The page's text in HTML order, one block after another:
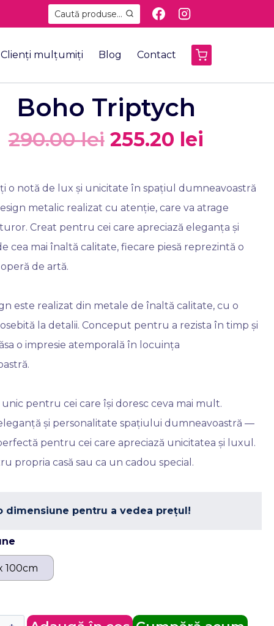
Caută produse...
Clienți mulțumiți Blog Contact
Boho Triptych
290.00lei 255.20 lei
o notă de lux și unicitate în spațiul dumneavoastră
metalic realizat cu atenție, care va atrage
Creat pentru cei care apreciază eleganța și
cea mai înaltă calitate, fiecare piesă reprezintă o
de artă.
este realizat din metale de înaltă calitate, cu o
la detalii. Conceput pentru a rezista în timp și
o impresie atemporală în locuința
pentru cei care își doresc ceva mai mult.
și personalitate spațiului dumneavoastră —
pentru cei care apreciază unicitatea și luxul.
propria casă sau ca un cadou special.
dimensiune pentru a vedea prețul!
100cm